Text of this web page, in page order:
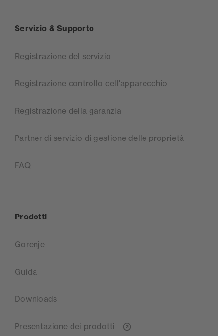
Servizio & Supporto
Registrazione del servizio
Registrazione controllo dell'apparecchio
Registrazione della garanzia
Partner di servizio di gestione delle proprietà
FAQ
Prodotti
Gorenje
Guida
Downloads
Presentazione dei prodotti